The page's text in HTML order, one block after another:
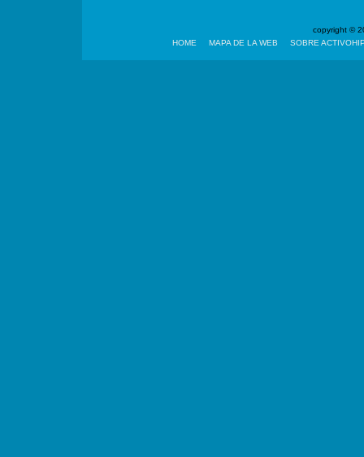
copyright ©
HOME
MAPA DE LA WEB SOBRE